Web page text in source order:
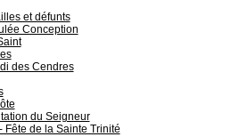
et défunts
Conception
des Cendres
du Seigneur
Fête de la Sainte Trinité